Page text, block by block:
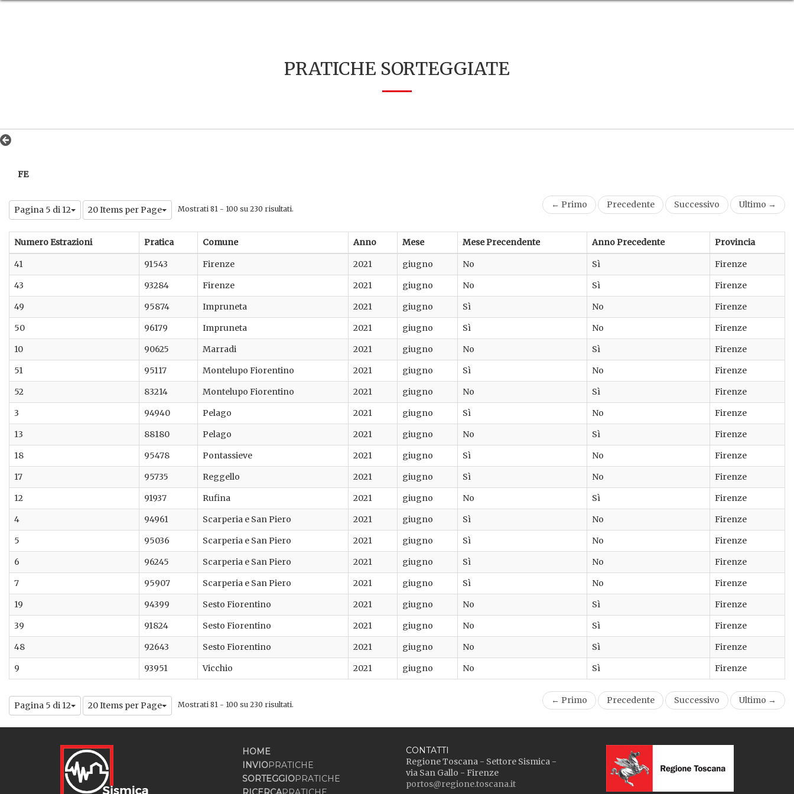
PRATICHE SORTEGGIATE
FE
Pagina 5 di 12 20 Items per Page Mostrati 81 - 100 su 230 risultati. ← Primo Precedente Successivo Ultimo →
Numero Estrazioni Pratica Comune Anno Mese Mese Precendente Anno Precedente Provincia
41 91543 Firenze 2021 giugno No Sì
Firenze
43
93284 Firenze 2021 giugno No Sì
Firenze
49
95874 Impruneta 2021 giugno Sì No
Firenze
50
96179 Impruneta 2021 giugno Sì No
Firenze
10
90625 Marradi 2021 giugno No Sì
Firenze
51
95117 Montelupo Fiorentino 2021 giugno Sì No
Firenze
52
83214 Montelupo Fiorentino 2021 giugno No Sì
Firenze
3
94940 Pelago 2021 giugno Sì No
Firenze
13
88180 Pelago 2021 giugno No Sì
Firenze
18
95478 Pontassieve 2021 giugno Sì No
Firenze
17
95735 Reggello 2021 giugno Sì No
Firenze
12
91937 Rufina 2021 giugno No Sì
Firenze
4
94961 Scarperia e San Piero 2021 giugno Sì No
Firenze
5
95036 Scarperia e San Piero 2021 giugno Sì No
Firenze
6
96245 Scarperia e San Piero 2021 giugno Sì No
Firenze
7
95907 Scarperia e San Piero 2021 giugno Sì No
Firenze
19
94399 Sesto Fiorentino 2021 giugno No Sì
Firenze
39
91824 Sesto Fiorentino 2021 giugno No Sì
Firenze
48
92643 Sesto Fiorentino 2021 giugno No Sì
Firenze
9
93951 Vicchio 2021 giugno No Sì Firenze
Pagina 5 di 12 20 Items per Page Mostrati 81 - 100 su 230 risultati. ← Primo Precedente Successivo Ultimo →
HOME
INVIOPRATICHE
SORTEGGIOPRATICHE
CONTATTI
Regione Toscana - Settore Sismica -
via San Gallo - Firenze
portos@regione.toscana.it